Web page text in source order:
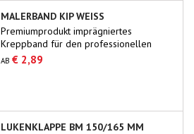
MALERBAND KIP WEISS
Premiumprodukt imprägniertes
Kreppband für den professionellen
Gebrauch.
AB € 2,89
LUKENKLAPPE BM 150/165 MM